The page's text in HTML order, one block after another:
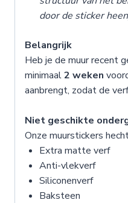
door de sticker
Belangrijk
Heb je de muur recent
minimaal2 weken
aanbrengt, zodat de
Niet geschikte
Onze muurstickers
Extra matte verf
Anti-vlekverf
Siliconenverf
Baksteen